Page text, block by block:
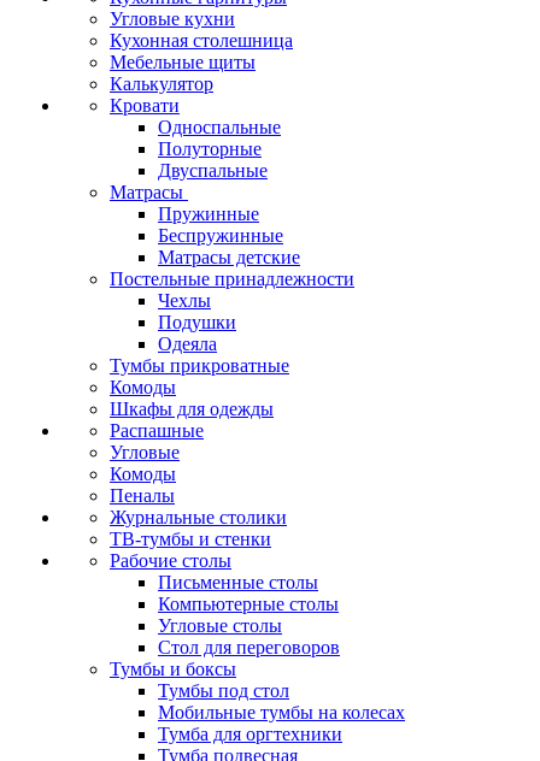
Угловые кухни
Кухонная столешница
Мебельные щиты
Калькулятор
Кровати
Односпальные
Полуторные
Двуспальные
Матрасы
Пружинные
Беспружинные
Матрасы детские
Постельные принадлежности
Чехлы
Подушки
Одеяла
Тумбы прикроватные
Комоды
Шкафы для одежды
Распашные
Угловые
Комоды
Пеналы
Журнальные столики
ТВ‑тумбы и стенки
Рабочие столы
Письменные столы
Компьютерные столы
Угловые столы
Стол для переговоров
Тумбы и боксы
Тумбы под стол
Мобильные тумбы на колесах
Тумба для оргтехники
Тумба подвесная